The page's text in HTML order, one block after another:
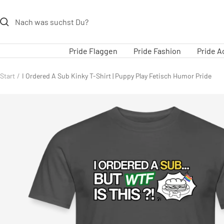
zum
Pride Flaggen
Pride Fashion Pride
Start I Ordered A Sub Kinky T-Shirt | Puppy Play Fetisch Humor Pride